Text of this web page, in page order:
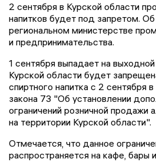
2 сентября в Курской области
напитков будет под запретом.
региональном министерстве
и предпринимательства.
1 сентября выпадает на
Курской области будет
спиртного напитка с 2 сентября
закона 73 "Об установлении
ограничений розничной продажи
на территории Курской области".
Отмечается, что данное
распространяется на кафе, бары